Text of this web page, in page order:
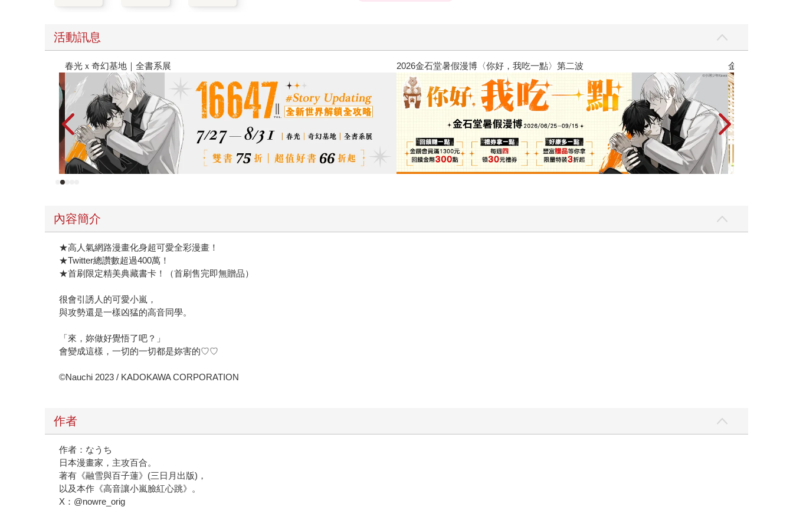
活動訊息
金石堂2026海外優惠：電子書
原本只是跟全校第一美少女商量彼此摯友的戀愛煩惱，不知不覺間她竟成為我最親
的存在（１）
內容簡介
★高人氣網路漫畫化身超可愛全彩漫畫！
★Twitter總讚數超過400萬！
★首刷限定精美典藏書卡！（首刷售完即無贈品）
很會引誘人的可愛小嵐，
與攻勢還是一樣凶猛的高音同學。
「來，妳做好覺悟了吧？」
會變成這樣，一切的一切都是妳害的♡♡
©Nauchi 2023 / KADOKAWA CORPORATION
作者
作者：なうち
日本漫畫家，主攻百合。
著有《融雪與百子蓮》(三日月出版)，
以及本作《高音讓小嵐臉紅心跳》。
X：@nowre_orig